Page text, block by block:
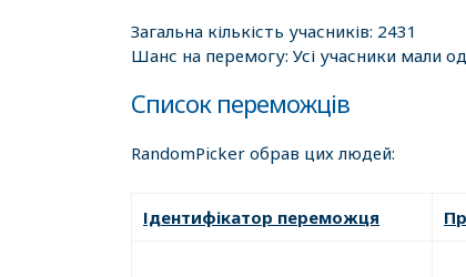
Загальна кількість учасників: 2431
Шанс на перемогу: Усі учасники мали
Список переможців
RandomPicker обрав цих людей:
Ідентифікатор переможця